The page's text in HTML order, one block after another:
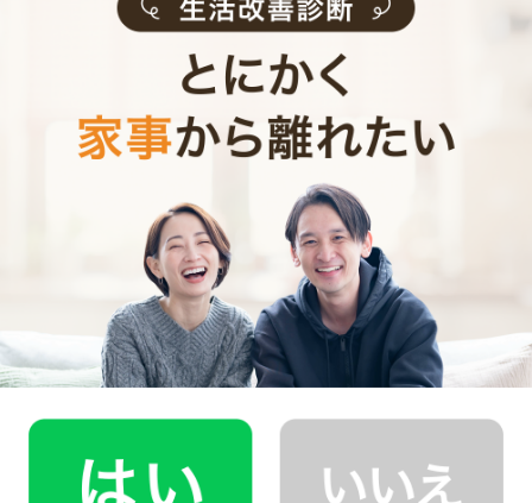
寝ぐずりも大変ですが、それよりも大変なのは夜泣きか
もしれません。
夜泣きは、生後半年頃〜2歳前頃の期間によく見られま
すが、ちょうどその頃に職場復帰する事も多いですよ
ね。
昼間は慌ただしく働き、夜は夜泣きでゆっくり眠れない
となると、いくら元気なママだって参ってしまうでしょ